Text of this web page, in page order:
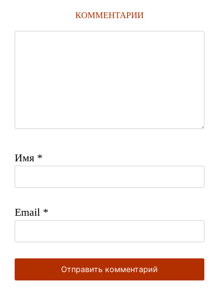
КОММЕНТАРИИ
Имя *
Email *